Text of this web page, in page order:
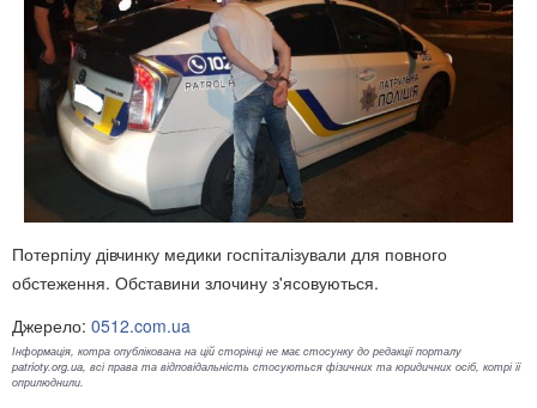
Потерпілу дівчинку медики госпіталізували для повного
обстеження. Обставини злочину з'ясовуються.
Джерело: 0512.com.ua
Інформація, котра опублікована на цій сторінці не має стосунку до редакції порталу
patrioty.org.ua, всі права та відповідальність стосуються фізичних та юридичних осіб, котрі її
оприлюднили.